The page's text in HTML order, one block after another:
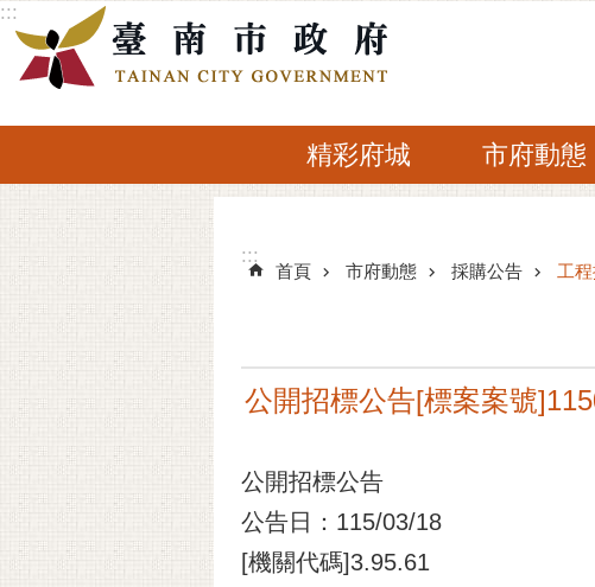
跳到主要內容區塊
:::
精彩府城 市府動態
:::
:::
首頁 市府動態 採購公告 工
公開招標公告[標案案號
公開招標公告
公告日：115/03/18
[機關代碼]3.95.61